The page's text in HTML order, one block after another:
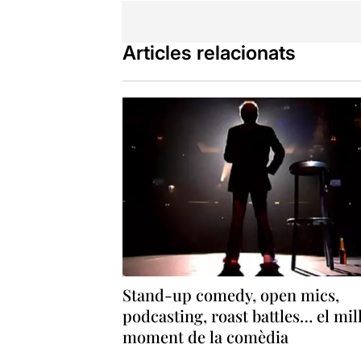
Articles relacionats
Stand-up comedy, open mics,
podcasting, roast battles… el
moment de la comèdia